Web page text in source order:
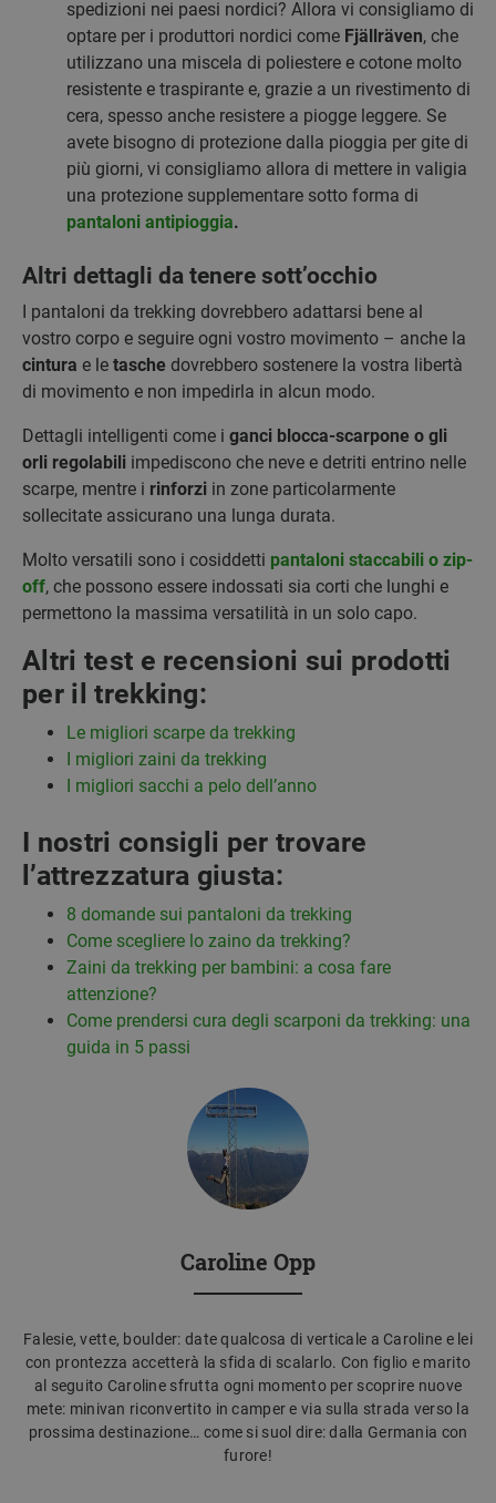
spedizioni nei paesi nordici? Allora vi consigliamo di
optare per i produttori nordici come Fjällräven, che
utilizzano una miscela di poliestere e cotone molto
resistente e traspirante e, grazie a un rivestimento di
cera, spesso anche resistere a piogge leggere. Se
avete bisogno di protezione dalla pioggia per gite di
più giorni, vi consigliamo allora di mettere in valigia
una protezione supplementare sotto forma di
pantaloni antipioggia.
Altri dettagli da tenere sott’occhio
I pantaloni da trekking dovrebbero adattarsi bene al
vostro corpo e seguire ogni vostro movimento – anche la
cintura e le tasche dovrebbero sostenere la vostra libertà
di movimento e non impedirla in alcun modo.
Dettagli intelligenti come i ganci blocca-scarpone o gli
orli regolabili impediscono che neve e detriti entrino nelle
scarpe, mentre i rinforzi in zone particolarmente
sollecitate assicurano una lunga durata.
Molto versatili sono i cosiddetti pantaloni staccabili o zip-
off, che possono essere indossati sia corti che lunghi e
permettono la massima versatilità in un solo capo.
Altri test e recensioni sui prodotti
per il trekking:
Le migliori scarpe da trekking
I migliori zaini da trekking
I migliori sacchi a pelo dell’anno
I nostri consigli per trovare
l’attrezzatura giusta:
8 domande sui pantaloni da trekking
Come scegliere lo zaino da trekking?
Zaini da trekking per bambini: a cosa fare
attenzione?
Come prendersi cura degli scarponi da trekking: una
guida in 5 passi
Caroline Opp
Falesie, vette, boulder: date qualcosa di verticale a Caroline e lei
con prontezza accetterà la sfida di scalarlo. Con figlio e marito
al seguito Caroline sfrutta ogni momento per scoprire nuove
mete: minivan riconvertito in camper e via sulla strada verso la
prossima destinazione… come si suol dire: dalla Germania con
furore!